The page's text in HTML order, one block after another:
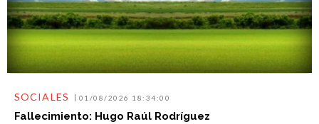
SOCIALES 01/08/2026 18:34:00
Fallecimiento: Hugo Raúl Rodríguez